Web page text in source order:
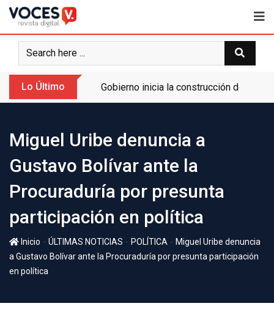
Lo Último Gobierno inicia la construcción de la
Miguel Uribe denuncia a
Gustavo Bolívar ante la
Procuraduría por presunta
participación en política
Inicio - ÚLTIMAS NOTICIAS - POLÍTICA - Miguel Uribe denuncia
a Gustavo Bolívar ante la Procuraduría por presunta participación
en política